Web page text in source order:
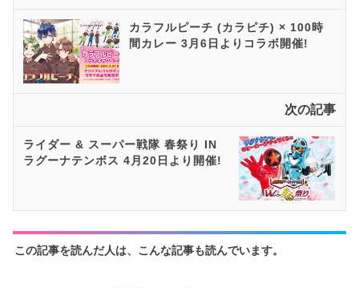
カラフルピーチ (カラピチ) × 100時
間カレー 3月6日よりコラボ開催!
次の記事
ライダー & スーパー戦隊 春祭り IN
ラグーナテンボス 4月20日より開催!
この記事を読んだ人は、こんな記事も読んでいます。